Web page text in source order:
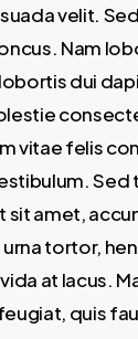
velit.
Nam
dui
vitae felis
Sed
sit amet,
urna tortor,
at lacus.
quis